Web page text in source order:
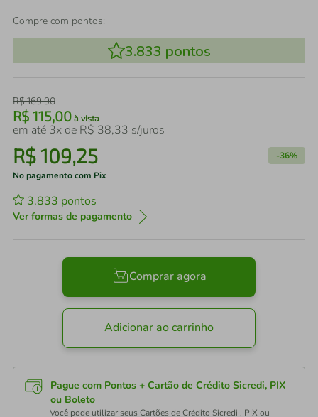
Compre com pontos:
3.833 pontos
R$169,90
R$ 115,00 à vista
em até 3x de R$ 38,33 s/juros
R$109,25 -36%
No pagamento com Pix
3.833 pontos
Ver formas de pagamento
Comprar agora
Adicionar ao carrinho
Pague com Pontos + Cartão de Crédito Sicredi, PIX
ou Boleto
Você pode utilizar seus Cartões de Crédito Sicredi , PIX ou